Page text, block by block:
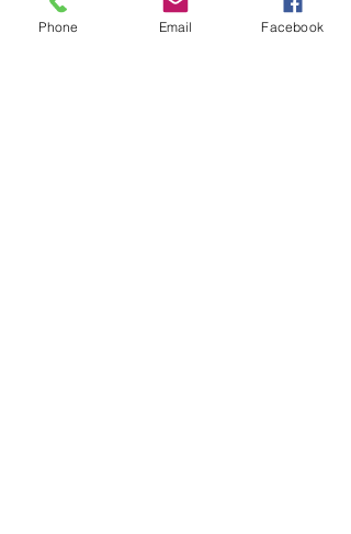
Phone Email Facebook